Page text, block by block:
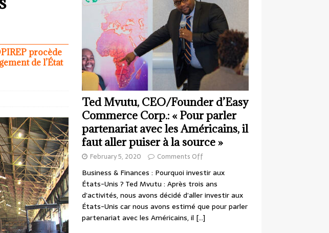
procède
de l’État
Ted Mvutu, CEO/Founder d’Easy
Commerce Corp.: « Pour parler
partenariat avec les Américains, il
faut aller puiser à la source »
February 5, 2020 Comments Off
Business & Finances : Pourquoi investir aux
États-Unis ? Ted Mvutu : Après trois ans
d’activités, nous avons décidé d’aller investir aux
États-Unis car nous avons estimé que pour parler
partenariat avec les Américains, il […]